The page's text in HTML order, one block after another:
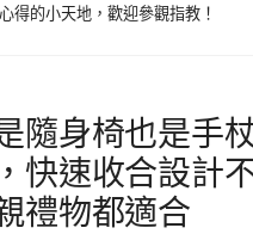
得的小天地，歡迎參觀指教！
隨身椅也是手
快速收合設計
禮物都適合